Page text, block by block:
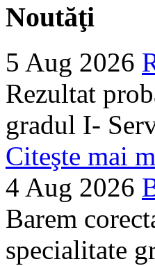
Noutăţi
5 Aug 2026
Rezultat
gradul I-
Citeşte mai
4 Aug 2026
Barem
specialitate